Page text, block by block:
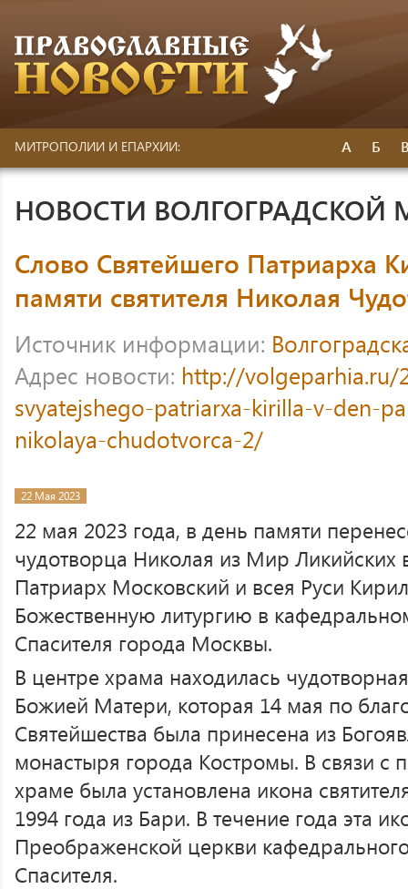
МИТРОПОЛИИ И ЕПАРХИИ: А Б
НОВОСТИ
Слово Святейшего Патриарха
памяти святителя Николая
Источник информации:
Адрес новости: http://volgeparhia.ru/
svyatejshego-patriarxa-kirilla-v-den-
nikolaya-chudotvorca-2/
22 Мая 2023
22 мая 2023 года, в день памяти
чудотворца Николая из Мир Ликийских
Патриарх Московский и всея Руси
Божественную литургию в
Спасителя города Москвы.
В центре храма находилась
Божией Матери, которая 14 мая по
Святейшества была принесена из
монастыря города Костромы. В связи с
храме была установлена икона
1994 года из Бари. В течение года эта
Преображенской церкви
Спасителя.